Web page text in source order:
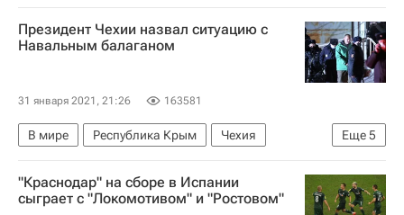
Матросская тишина
ОМОН России
Тверская улица
Россия
Министерство внутренних дел РФ (МВД России)
Президент Чехии назвал ситуацию с
Навальным балаганом
31 января 2021, 21:26 163581
Еще5
В мире Республика Крым
Чехия
Германия
МИД Чехии
Федеральная служба исполнения наказаний (ФСИН России)
"Краснодар" на сборе в Испании
сыграет с "Локомотивом" и "Ростовом"